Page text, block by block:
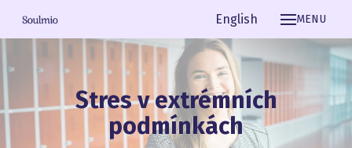
MENU
Čeština
English
Stres v extrémních
podmínkách